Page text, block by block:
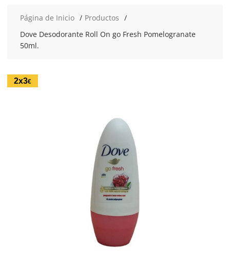
Página de Inicio
Productos
Dove Desodorante Roll On go Fresh Pomelogranate
50ml.
2x3€